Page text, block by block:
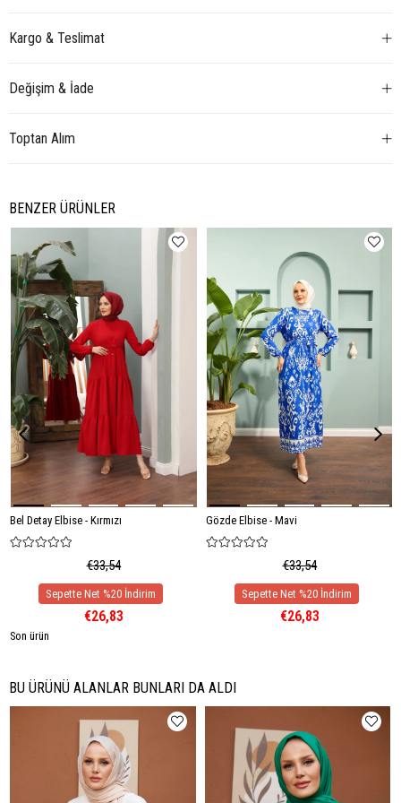
Kargo & Teslimat
Değişim & İade
Toptan Alım
BENZER ÜRÜNLER
Bel Detay Elbise - Kırmızı
€33,54
€26,83
Son ürün
Gözde Elbise - Mavi
€33,54
€26,83
BU ÜRÜNÜ ALANLAR BUNLARI DA ALDI